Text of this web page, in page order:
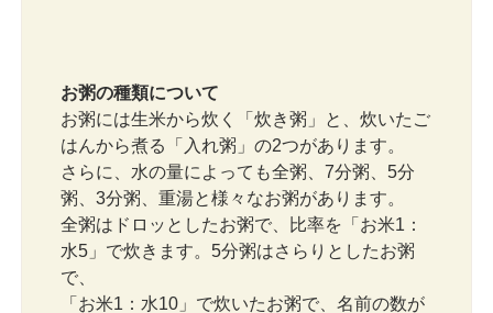
お粥の種類について
お粥には生米から炊く「炊き粥」と、炊いたご
はんから煮る「入れ粥」の2つがあります。
さらに、水の量によっても全粥、7分粥、5分
粥、3分粥、重湯と様々なお粥があります。
全粥はドロッとしたお粥で、比率を「お米1：
水5」で炊きます。5分粥はさらりとしたお粥
で、
「お米1：水10」で炊いたお粥で、名前の数が